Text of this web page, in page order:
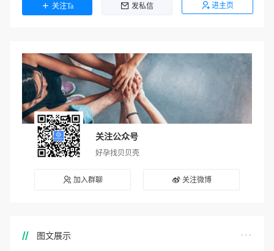
关注Ta 发私信 进主页
关注公众号
好孕找贝贝壳
加入群聊 关注微博
图文展示